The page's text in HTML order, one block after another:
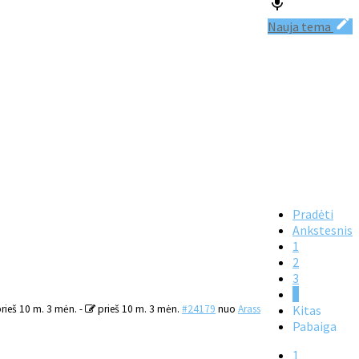
Nauja tema
Pradėti
Ankstesnis
1
2
3
Kitas
Pabaiga
1
10 m. 3 mėn. - prieš 10 m. 3 mėn. #24179 nuo Arass